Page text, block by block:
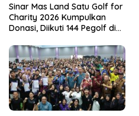
Sinar Mas Land Satu Golf for
Charity 2026 Kumpulkan
Donasi, Diikuti 144 Pegolf di